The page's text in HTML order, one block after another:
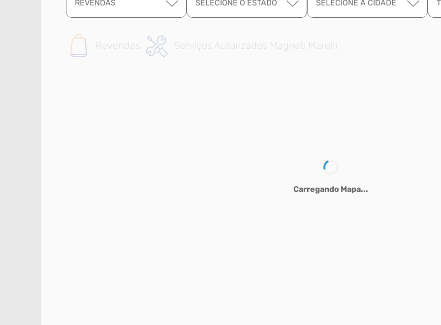
REVENDAS SELECIONE O ESTADO SELECIONE A CIDADE
Revendas Serviços Autorizados Magneti Marelli
Carregando Mapa...